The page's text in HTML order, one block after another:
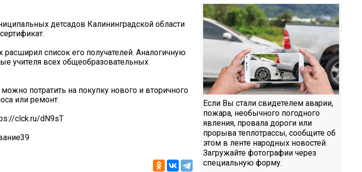
детсадов Калининградской области
список его получателей. Аналогичную
учителя всех общеобразовательных
потратить на покупку нового и вторичного
или ремонт.
clck.ru/dN9sT
Если Вы стали свидетелем аварии,
пожара, необычного погодного
явления, провала дороги или
прорыва теплотрассы, сообщите об
этом в ленте народных новостей.
Загружайте фотографии через
специальную форму.